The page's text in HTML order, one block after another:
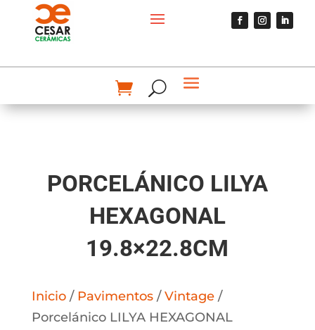
PORCELÁNICO LILYA
HEXAGONAL
19.8×22.8CM
Inicio/ Pavimentos/Vintage/
Porcelánico LILYA HEXAGONAL